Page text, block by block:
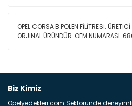
OPEL CORSA B POLEN FİLİTRESİ.
ORJİNAL ÜRÜNDÜR. OEM NUMARASI
Biz Kimiz
Opelyedekleri.com Sektöründe